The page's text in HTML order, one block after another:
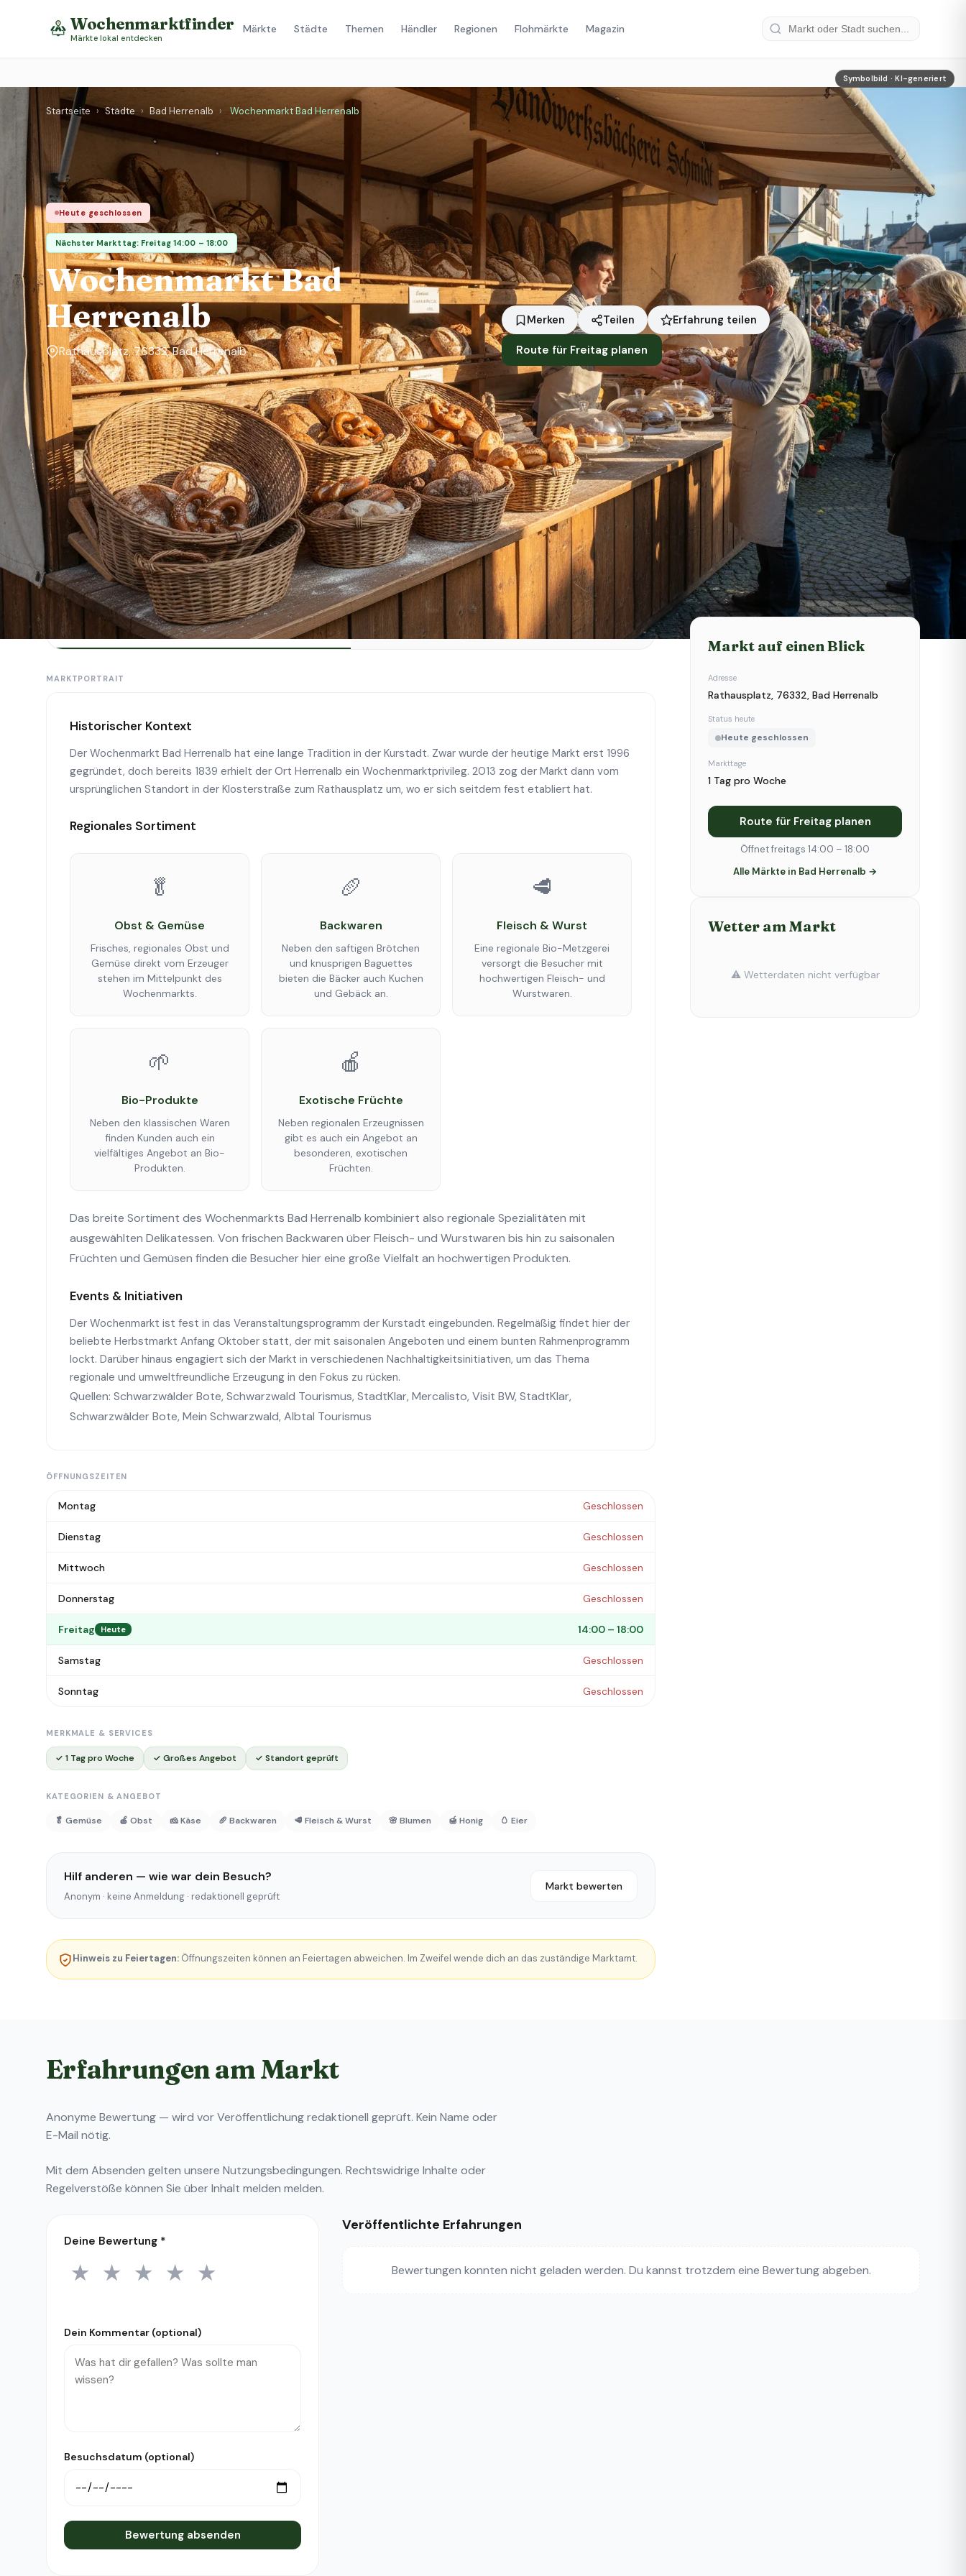
Wochenmarktfinder
Märkte lokal entdecken
Märkte Städte Themen Händler Regionen Flohmärkte Magazin
Symbolbild · KI-generiert
Startseite › Städte › Bad Herrenalb › Wochenmarkt Bad Herrenalb
Heute geschlossen
Nächster Markttag: Freitag 14:00 – 18:00
Wochenmarkt Bad
Herrenalb
Rathausplatz, 76332, Bad Herrenalb
Merken Teilen Erfahrung teilen
Route für Freitag planen
Symbolbild · KI-generiert
Markttage
Freitag
Standort
Bad Herrenalb
Status heute
Heute geschlossen
Über den Markt Händler
MARKTPORTRAIT
Historischer Kontext
Der Wochenmarkt Bad Herrenalb hat eine lange Tradition in der Kurstadt. Zwar wurde der heutige Markt erst 1996
gegründet, doch bereits 1839 erhielt der Ort Herrenalb ein Wochenmarktprivileg. 2013 zog der Markt dann vom
ursprünglichen Standort in der Klosterstraße zum Rathausplatz um, wo er sich seitdem fest etabliert hat.
Regionales Sortiment
🥬
Obst & Gemüse
Frisches, regionales Obst und
Gemüse direkt vom Erzeuger
stehen im Mittelpunkt des
Wochenmarkts.
🥖
Backwaren
Neben den saftigen Brötchen
und knusprigen Baguettes
bieten die Bäcker auch Kuchen
und Gebäck an.
🥩
Fleisch & Wurst
Eine regionale Bio-Metzgerei
versorgt die Besucher mit
hochwertigen Fleisch- und
Wurstwaren.
🌱
Bio-Produkte
Neben den klassischen Waren
finden Kunden auch ein
vielfältiges Angebot an Bio-
Produkten.
🍎
Exotische Früchte
Neben regionalen Erzeugnissen
gibt es auch ein Angebot an
besonderen, exotischen
Früchten.
Das breite Sortiment des Wochenmarkts Bad Herrenalb kombiniert also regionale Spezialitäten mit
ausgewählten Delikatessen. Von frischen Backwaren über Fleisch- und Wurstwaren bis hin zu saisonalen
Früchten und Gemüsen finden die Besucher hier eine große Vielfalt an hochwertigen Produkten.
Events & Initiativen
Der Wochenmarkt ist fest in das Veranstaltungsprogramm der Kurstadt eingebunden. Regelmäßig findet hier der
beliebte Herbstmarkt Anfang Oktober statt, der mit saisonalen Angeboten und einem bunten Rahmenprogramm
lockt. Darüber hinaus engagiert sich der Markt in verschiedenen Nachhaltigkeitsinitiativen, um das Thema
regionale und umweltfreundliche Erzeugung in den Fokus zu rücken.
Quellen: Schwarzwälder Bote, Schwarzwald Tourismus, StadtKlar, Mercalisto, Visit BW, StadtKlar,
Schwarzwälder Bote, Mein Schwarzwald, Albtal Tourismus
ÖFFNUNGSZEITEN
Montag Geschlossen
Dienstag Geschlossen
Mittwoch Geschlossen
Donnerstag Geschlossen
Freitag Heute 14:00 – 18:00
Samstag Geschlossen
Sonntag Geschlossen
MERKMALE & SERVICES
✓ 1 Tag pro Woche ✓ Großes Angebot ✓ Standort geprüft
KATEGORIEN & ANGEBOT
🥬 Gemüse 🍎 Obst 🧀 Käse 🥖 Backwaren 🥩 Fleisch & Wurst 🌸 Blumen 🍯 Honig 🥚 Eier
Hilf anderen — wie war dein Besuch?
Anonym · keine Anmeldung · redaktionell geprüft
Markt bewerten
Hinweis zu Feiertagen: Öffnungszeiten können an Feiertagen abweichen. Im Zweifel wende dich an das zuständige Marktamt.
Markt auf einen Blick
Adresse
Rathausplatz, 76332, Bad Herrenalb
Status heute
Heute geschlossen
Markttage
1 Tag pro Woche
Route für Freitag planen
Öffnet freitags 14:00 – 18:00
Alle Märkte in Bad Herrenalb →
Wetter am Markt
⚠️ Wetterdaten nicht verfügbar
Erfahrungen am Markt
Anonyme Bewertung — wird vor Veröffentlichung redaktionell geprüft. Kein Name oder
E-Mail nötig.
Mit dem Absenden gelten unsere Nutzungsbedingungen. Rechtswidrige Inhalte oder
Regelverstöße können Sie überInhalt melden melden.
Deine Bewertung *
1 Stern
★ 2 Sterne
★ 3 Sterne
★ 4 Sterne
★ 5 Sterne
★
Dein Kommentar (optional)
Besuchsdatum (optional)
Bewertung absenden
Veröffentlichte Erfahrungen
Bewertungen konnten nicht geladen werden. Du kannst trotzdem eine Bewertung abgeben.